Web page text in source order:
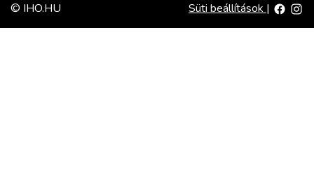
© IHO.HU Süti beállítások |